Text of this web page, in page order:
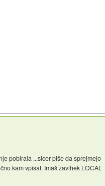
pobirala ...sicer piše da sprejmejo
kam vpisat. Imaš zavihek LOCAL